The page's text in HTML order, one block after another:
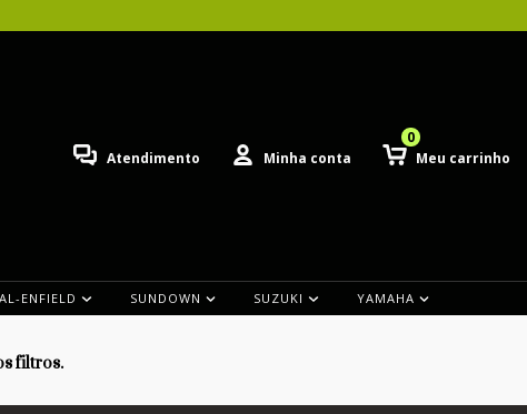
Atendimento Minha conta Meu carrinho
0
ENFIELD SUNDOWN SUZUKI YAMAHA
filtros.